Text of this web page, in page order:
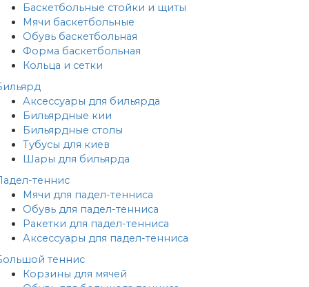
Баскетбольные стойки и щиты
Мячи баскетбольные
Обувь баскетбольная
Форма баскетбольная
Кольца и сетки
Аксессуары для бильярда
Бильярдные кии
Бильярдные столы
Тубусы для киев
Шары для бильярда
теннис
Мячи для падел-тенниса
Обувь для падел-тенниса
Ракетки для падел-тенниса
Аксессуары для падел-тенниса
теннис
Корзины для мячей